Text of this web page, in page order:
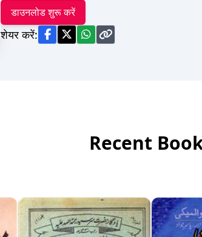
डाउनलोड शुरू करें
शेयर करें:
Recent